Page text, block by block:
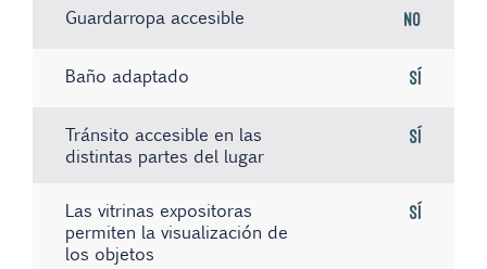
Guardarropa accesible No
Baño adaptado Sí
Tránsito accesible en las
distintas partes del lugar
Sí
Las vitrinas expositoras
permiten la visualización de
los objetos
Sí